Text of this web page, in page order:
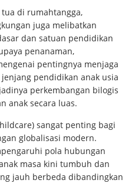
di rumahtangga,
juga melibatkan
dan satuan pendidikan
penanaman,
pentingnya menjaga
pendidikan anak usia
perkembangan bilogis
anak secara luas.
sangat penting bagi
globalisasi modern.
pola hubungan
masa kini tumbuh dan
jauh berbeda dibandingkan